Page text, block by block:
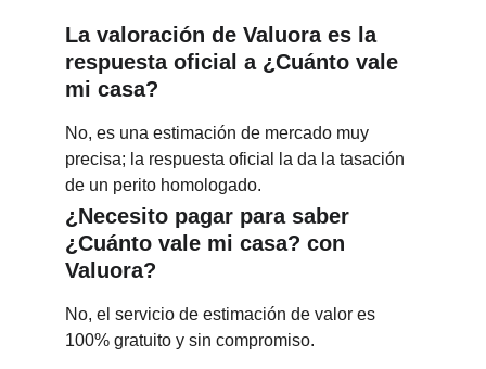
La valoración de Valuora es la
respuesta oficial a ¿Cuánto vale
mi casa?
No, es una estimación de mercado muy
precisa; la respuesta oficial la da la tasación
de un perito homologado.
¿Necesito pagar para saber
¿Cuánto vale mi casa? con
Valuora?
No, el servicio de estimación de valor es
100% gratuito y sin compromiso.